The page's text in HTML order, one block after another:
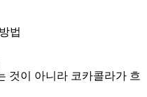
법
것이 아니라 코카콜라가 흐